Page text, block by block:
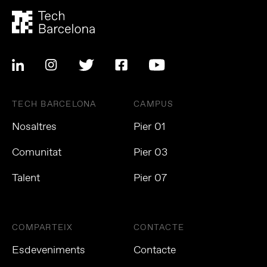
TECH BARCELONA
Nosaltres
Comunitat
Talent
CAMPUS
Pier 01
Pier 03
Pier 07
COMPARTEIX
Esdeveniments
CONTACTE
Contacte